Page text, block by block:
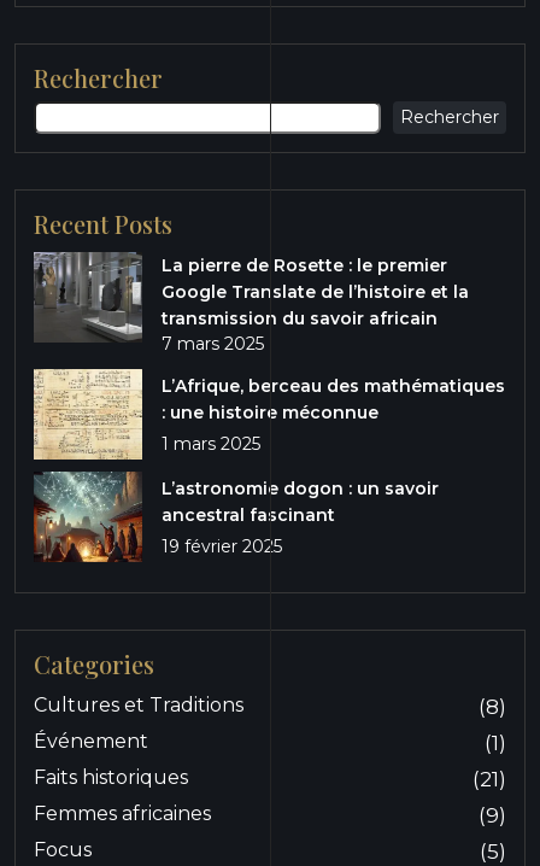
Rechercher
Rechercher
Recent Posts
La pierre de Rosette : le premier
Google Translate de l’histoire et la
transmission du savoir africain
7 mars 2025
L’Afrique, berceau des mathématiques
: une histoire méconnue
1 mars 2025
L’astronomie dogon : un savoir
ancestral fascinant
19 février 2025
Categories
Cultures et Traditions (8)
Événement (1)
Faits historiques (21)
Femmes africaines (9)
Focus (5)